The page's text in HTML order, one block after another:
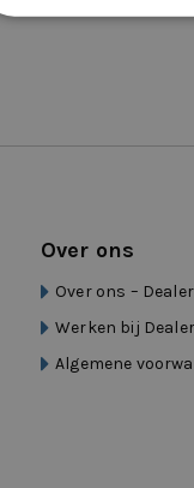
Over ons
Over ons –
Werken bij
Algemene